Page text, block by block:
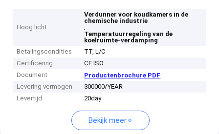
Hoog licht
Verdunner voor koudkamers in de
chemische industrie
,
Temperatuurregeling van de
koelruimte-verdamping
Betalingscondities
TT, L/C
Certificering
CE ISO
Document
Productenbrochure PDF
Levering vermogen
300000/YEAR
Levertijd
20day
Bekijk meer